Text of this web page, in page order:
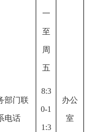
部门联
电话
一
至
周
五
8:3
0-1
1:3
办公
室